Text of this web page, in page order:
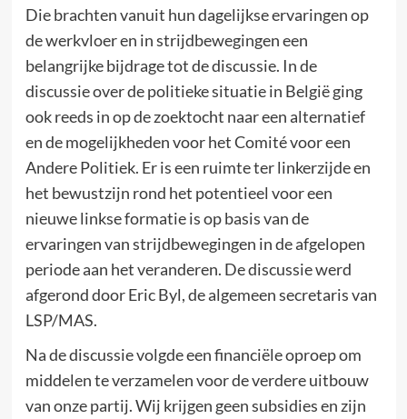
Die brachten vanuit hun dagelijkse ervaringen op
de werkvloer en in strijdbewegingen een
belangrijke bijdrage tot de discussie. In de
discussie over de politieke situatie in België ging
ook reeds in op de zoektocht naar een alternatief
en de mogelijkheden voor het Comité voor een
Andere Politiek. Er is een ruimte ter linkerzijde en
het bewustzijn rond het potentieel voor een
nieuwe linkse formatie is op basis van de
ervaringen van strijdbewegingen in de afgelopen
periode aan het veranderen. De discussie werd
afgerond door Eric Byl, de algemeen secretaris van
LSP/MAS.
Na de discussie volgde een financiële oproep om
middelen te verzamelen voor de verdere uitbouw
van onze partij. Wij krijgen geen subsidies en zijn